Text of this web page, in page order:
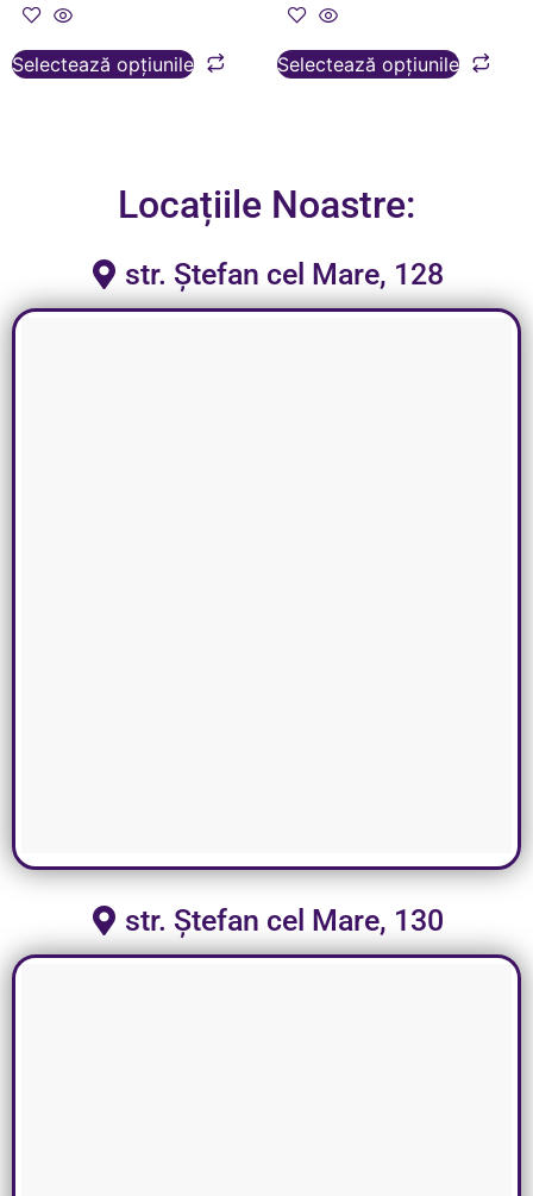
Selectează opțiunile Selectează opțiunile
Locațiile Noastre:
str. Ștefan cel Mare, 128
str. Ștefan cel Mare, 130